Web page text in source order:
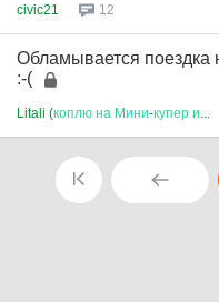
civic21 12
Обламывается
:-(
Litali (коплю на Мини-купер и